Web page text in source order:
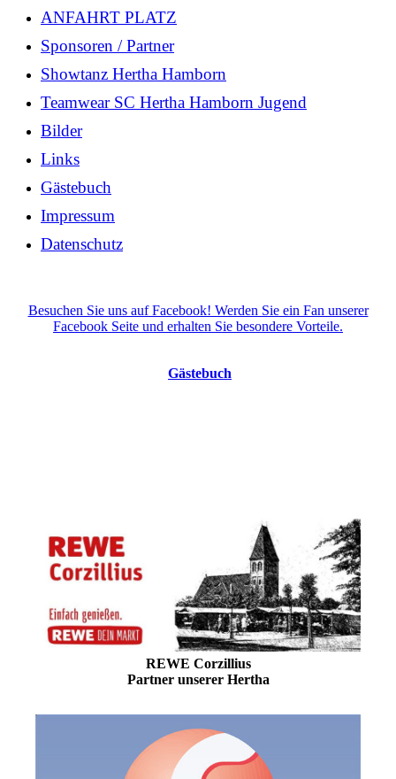
ANFAHRT PLATZ
Sponsoren / Partner
Showtanz Hertha Hamborn
Teamwear SC Hertha Hamborn Jugend
Bilder
Links
Gästebuch
Impressum
Datenschutz
Besuchen Sie uns auf Facebook! Werden Sie ein Fan unserer
Facebook Seite und erhalten Sie besondere Vorteile.
Gästebuch
REWE Corzillius
Partner unserer Hertha